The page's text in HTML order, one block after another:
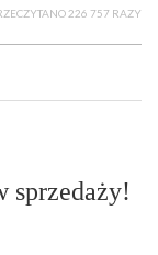
226 757 RAZY
sprzedaży!